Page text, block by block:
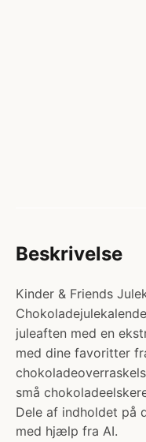
Beskrivelse
Kinder & Friends
juleaften med en
med dine favoritter
små
Dele af indholdet på
med hjælp fra AI.